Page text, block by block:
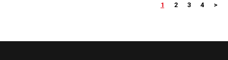
1
2 3 4 >